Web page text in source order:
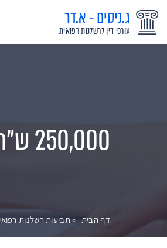
ג.ניסים - א.דר
עורכי דין לרשלנות רפואית
דף הבית »תביעות רשלנות
250,000 ש"ח פיצוי בשל רשלנות רפואית בהרדמה ספינאלית